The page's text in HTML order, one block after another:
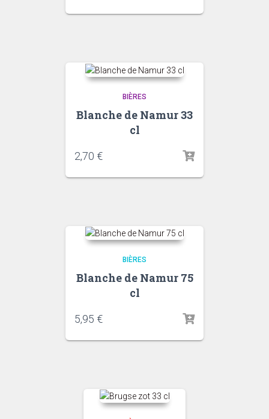
BIÈRES
Blanche de Namur 33
cl
2,70 €
BIÈRES
Blanche de Namur 75
cl
5,95 €